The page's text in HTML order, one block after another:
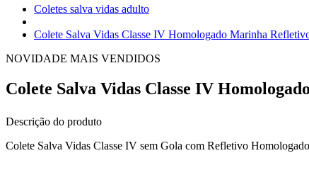
Coletes salva vidas adulto
Colete Salva Vidas Classe IV Homologado Marinha
NOVIDADE MAIS VENDIDOS
Colete Salva Vidas Classe IV
Descrição do produto
Colete Salva Vidas Classe IV sem Gola com Refletivo